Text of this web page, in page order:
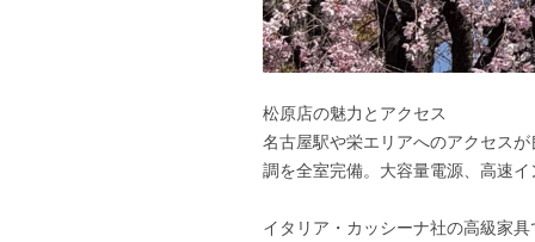
松原店の魅力とアクセス
名古屋駅や栄エリアへのアクセス
調を全室完備。大容量電源、高速
イタリア・カッシーナ社の高級家